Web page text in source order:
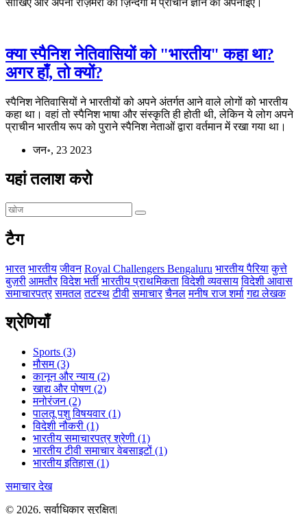
क्या स्पैनिश नेतिवासियों को "भारतीय" कहा था?
अगर हाँ, तो क्यों?
स्पैनिश नेतिवासियों ने भारतीयों को अपने अंतर्गत आने वाले लोगों को भारतीय
कहा था। वहां तो स्पैनिश भाषा और संस्कृति ही होती थी, लेकिन ये लोग अपने
प्राचीन भारतीय रूप को पुराने स्पैनिश नेताओं द्वारा वर्तमान में रखा गया था।
जन॰, 23 2023
यहां तलाश करो
टैग
भारत भारतीय जीवन Royal Challengers Bengaluru भारतीय पैरिया कुत्ते
बुज़री आमतौर विदेश भर्ती भारतीय प्राथमिकता विदेशी व्यवसाय विदेशी आवास
समाचारपत्र समतल तटस्थ टीवी समाचार चैनल मनीष राज शर्मा गद्य लेखक
श्रेणियाँ
Sports (3)
मौसम(3)
कानून और न्याय (2)
खाद्य और पोषण (2)
मनोरंजन(2)
पालतू पशु विषयवार(1)
विदेशी नौकरी (1)
भारतीय समाचारपत्र श्रेणी (1)
भारतीय टीवी समाचार वेबसाइटों (1)
भारतीय इतिहास (1)
समाचार देख
© 2026. सर्वाधिकार सुरक्षित|